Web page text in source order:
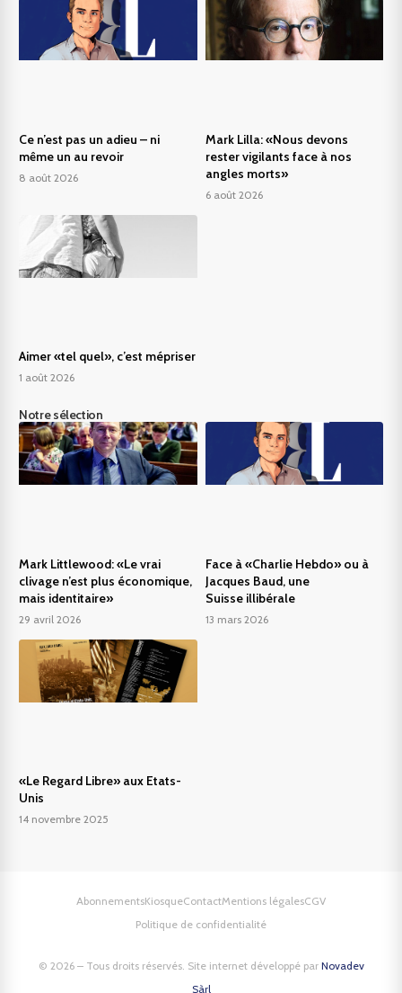
Ce n’est pas un adieu – ni
même un au revoir
8 août 2026
Mark Lilla: «Nous devons
rester vigilants face à nos
angles morts»
6 août 2026
Aimer «tel quel», c’est mépriser
1 août 2026
Notre sélection
Mark Littlewood: «Le vrai
clivage n’est plus économique,
mais identitaire»
29 avril 2026
Face à «Charlie Hebdo» ou à
Jacques Baud, une
Suisse illibérale
13 mars 2026
«Le Regard Libre» aux Etats-
Unis
14 novembre 2025
© 2026 – Tous droits réservés. Site internet développé par Novadev
Sàrl
AbonnementsKiosqueContactMentions légalesCGV
Politique de confidentialité